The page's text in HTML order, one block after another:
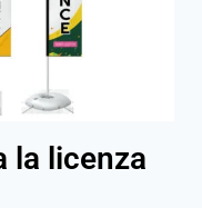
la licenza